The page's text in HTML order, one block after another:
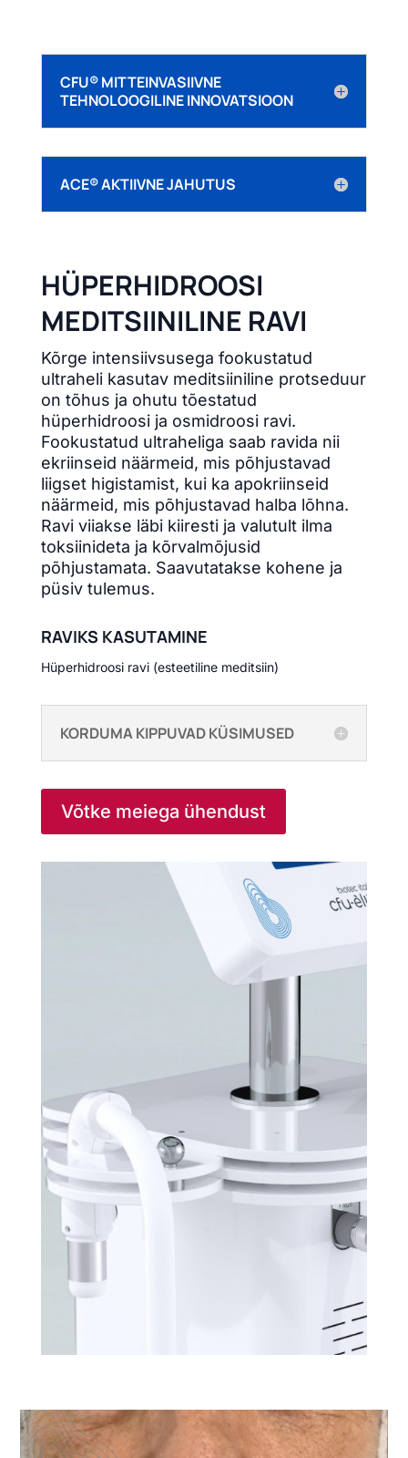
CFU® MITTEINVASIIVNE
TEHNOLOOGILINE INNOVATSIOON
ACE® AKTIIVNE JAHUTUS
HÜPERHIDROOSI
MEDITSIINILINE RAVI
Kõrge intensiivsusega fookustatud
ultraheli kasutav meditsiiniline protseduur
on tõhus ja ohutu tõestatud
hüperhidroosi ja osmidroosi ravi.
Fookustatud ultraheliga saab ravida nii
ekriinseid näärmeid, mis põhjustavad
liigset higistamist, kui ka apokriinseid
näärmeid, mis põhjustavad halba lõhna.
Ravi viiakse läbi kiiresti ja valutult ilma
toksiinideta ja kõrvalmõjusid
põhjustamata. Saavutatakse kohene ja
püsiv tulemus.
RAVIKS KASUTAMINE
Hüperhidroosi ravi (esteetiline meditsiin)
KORDUMA KIPPUVAD KÜSIMUSED
Võtke meiega ühendust